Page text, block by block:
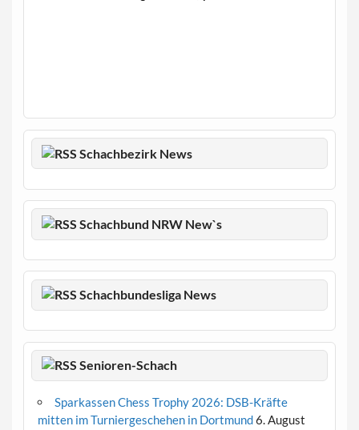
Schachbezirk News
Schachbund NRW New`s
Schachbundesliga News
Senioren-Schach
Sparkassen Chess Trophy 2026: DSB-Kräfte
mitten im Turniergeschehen in Dortmund6. August